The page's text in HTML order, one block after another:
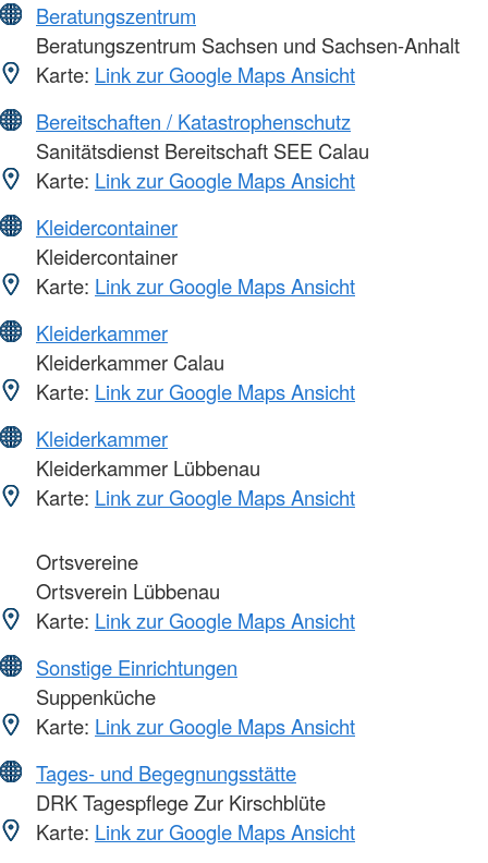
Beratungszentrum
Beratungszentrum Sachsen und Sachsen-Anhalt
Karte: Link zur Google Maps Ansicht
Bereitschaften / Katastrophenschutz
Sanitätsdienst Bereitschaft SEE Calau
Karte: Link zur Google Maps Ansicht
Kleidercontainer
Kleidercontainer
Karte: Link zur Google Maps Ansicht
Kleiderkammer
Kleiderkammer Calau
Karte: Link zur Google Maps Ansicht
Kleiderkammer
Kleiderkammer Lübbenau
Karte: Link zur Google Maps Ansicht
Ortsvereine
Ortsverein Lübbenau
Karte: Link zur Google Maps Ansicht
Sonstige Einrichtungen
Suppenküche
Karte: Link zur Google Maps Ansicht
Tages- und Begegnungsstätte
DRK Tagespflege Zur Kirschblüte
Karte: Link zur Google Maps Ansicht